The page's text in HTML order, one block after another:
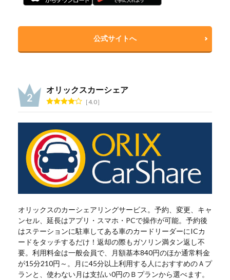
公式サイトへ
オリックスカーシェア
4.0
オリックスのカーシェアリングサービス。予約、変更、キャ
ンセル、延長はアプリ・スマホ・PCで操作が可能。予約後
はステーションに駐車してある車のカードリーダーにICカ
ードをタッチするだけ！返却の際もガソリン満タン返し不
要。利用料金は一般会員で、月額基本840円のほか通常料金
が15分210円～。月に45分以上利用する人におすすめのＡプ
ランと、使わない月は支払い0円のＢプランから選べます。